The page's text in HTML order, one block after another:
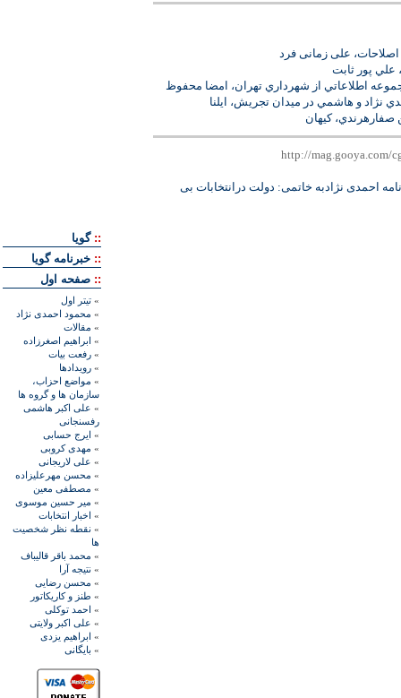
علی زمانی فرد
علي پور ثابت
اطلاعاتي از شهرداري تهران، امضا محفوظ
نژاد و هاشمي در ميدان تجريش، ايلنا
کيهان
احمدی نژادبه خاتمی: دولت درانتخابات بی
::گويا
:: خبرنامه گويا
:: صفحه اول
» تيتر اول
» محمود احمدی نژاد
» مقالات
» ابراهيم اصغرزاده
» رفعت بیات
» رويدادها
» مواضع احزاب،
سازمان ها و گروه ها
» علی اکبر هاشمی
رفسنجانی
» ايرج حسابی
» مهدی کروبی
» علی لاريجانی
» محسن مهرعليزاده
» مصطفی معين
» مير حسين موسوی
» اخبار انتخابات
» نقطه نظر شخصيت
ها
» محمد باقر قاليباف
» نتيجه آرا
» محسن رضايی
» طنز و کاريکاتور
» احمد توکلی
» علی اکبر ولايتی
» ابراهيم يزدی
» بايگانی